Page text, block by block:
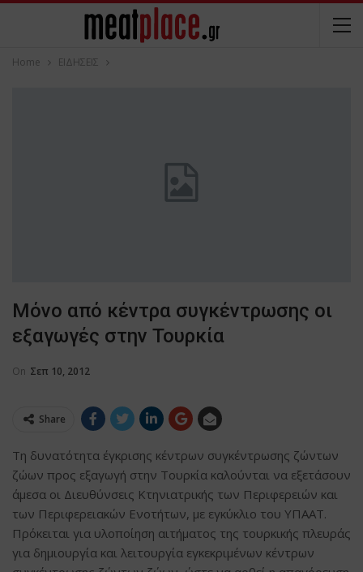
Home ΕΙΔΗΣΕΙΣ
Μόνο από κέντρα συγκέντρωσης οι
εξαγωγές στην Τουρκία
On Σεπ 10, 2012
Share
Τη δυνατότητα έγκρισης κέντρων συγκέντρωσης ζώντων
ζώων προς εξαγωγή στην Τουρκία καλoύνται να εξετάσουν
άμεσα οι Διευθύνσεις Κτηνιατρικής των Περιφερειών και
των Περιφερειακών Ενοτήτων, με εγκύκλιο του ΥΠΑΑΤ.
Πρόκειται για υλοποίηση αιτήματος της τουρκικής πλευράς
για δημιουργία και λειτουργία εγκεκριμένων κέντρων